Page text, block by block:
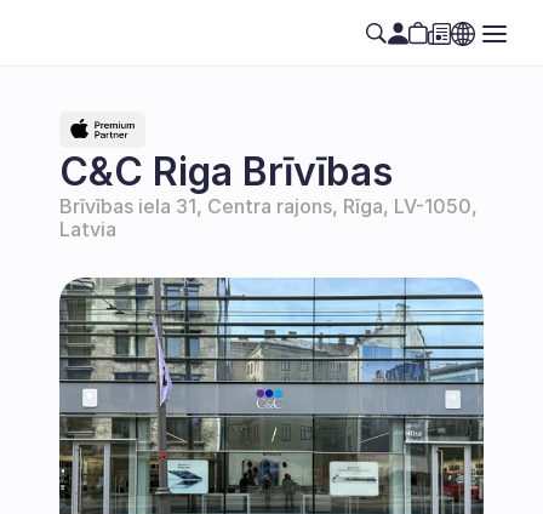
C&C Riga Brīvības
Brīvības iela 31, Centra rajons, Rīga, LV-1050,
Latvia